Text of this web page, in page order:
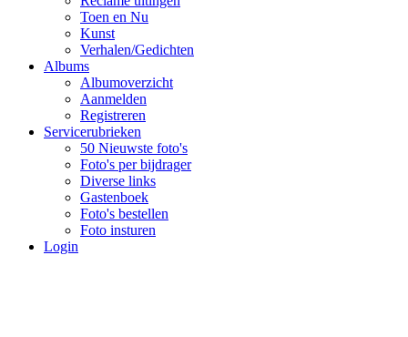
Toen en Nu
Kunst
Verhalen/Gedichten
Albums
Albumoverzicht
Aanmelden
Registreren
Servicerubrieken
50 Nieuwste foto's
Foto's per bijdrager
Diverse links
Gastenboek
Foto's bestellen
Foto insturen
Login